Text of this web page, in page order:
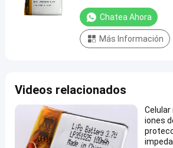
polímero
3.7v
1100mah
Lipo
Batería
Chatea Ahora
Más Información
Videos relacionados
Celular
iones